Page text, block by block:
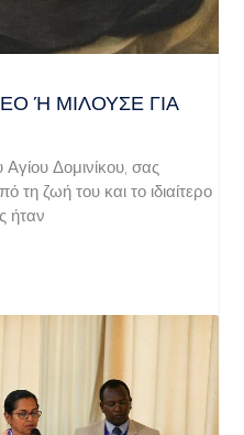
Ή ΜΙΛΟΎΣΕ ΓΙΑ ΤΟ
Αγίου Δομινίκου, σας
τη ζωή του και το ιδιαίτερο
ήταν